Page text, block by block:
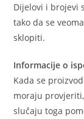
Dijelovi i brojevi
tako da se
sklopiti.
Informacije o
Kada se
moraju
slučaju toga